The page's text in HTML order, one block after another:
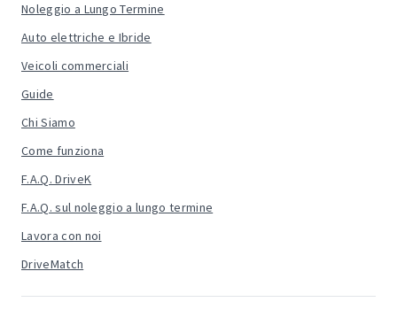
Noleggio a Lungo Termine
Auto elettriche e Ibride
Veicoli commerciali
Guide
Chi Siamo
Come funziona
F.A.Q. DriveK
F.A.Q. sul noleggio a lungo termine
Lavora con noi
DriveMatch